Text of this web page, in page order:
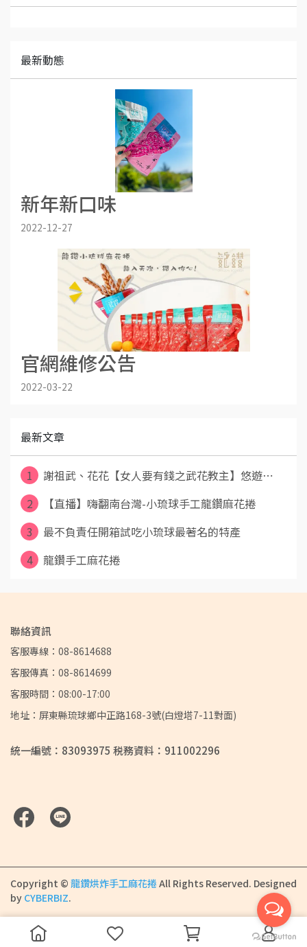
最新動態
新年新口味
2022-12-27
官網維修公告
2022-03-22
最新文章
1
謝祖武、花花【女人要有錢之武花教主】悠遊⋯
2
【直播】嗨翻南台灣-小琉球手工龍鑽麻花捲
3
最不負責任開箱試吃小琉球最著名的特產
4
龍鑽手工麻花捲
聯絡資訊
客服專線：08-8614688
客服傳真：08-8614699
客服時間：08:00-17:00
地址：屏東縣琉球鄉中正路168-3號(白燈塔7-11對面)
統一編號：83093975 税務資料：911002296
Copyright © 龍鑽烘炸手工麻花捲All Rights Reserved. Designed
by CYBERBIZ.